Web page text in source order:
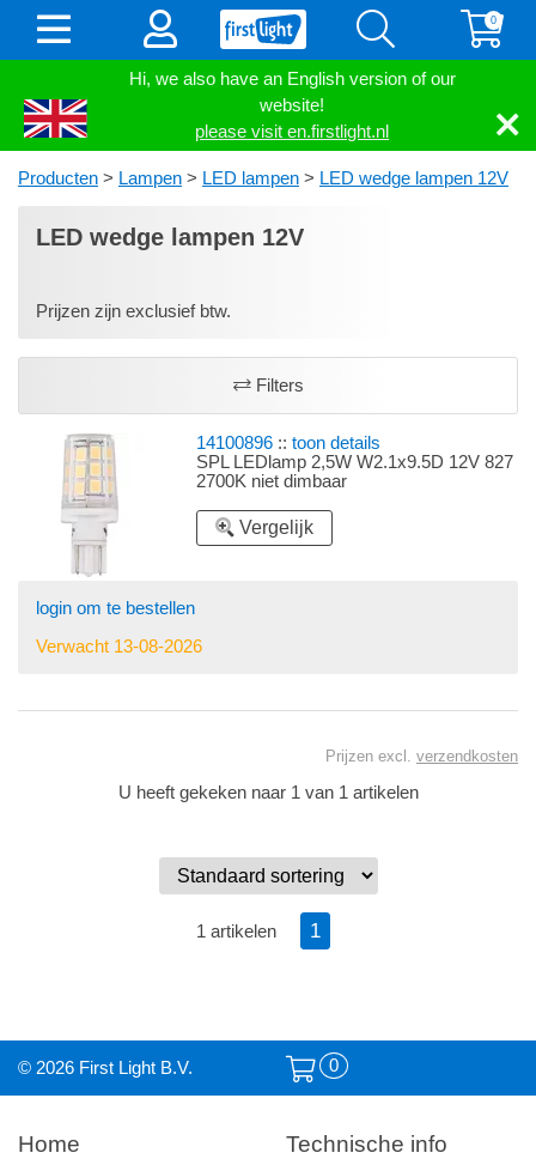
Hi, we also have an English version of our
website!
please visit en.firstlight.nl
0
Producten > Lampen > LED lampen > LED wedge lampen 12V
LED wedge lampen 12V
Prijzen zijn exclusief btw.
Filters
14100896 ::toon details
SPL LEDlamp 2,5W W2.1x9.5D 12V 827
2700K niet dimbaar
Vergelijk
login om te bestellen
Verwacht 13-08-2026
Prijzen excl. verzendkosten
U heeft gekeken naar 1 van 1 artikelen
1 artikelen 1
© 2026 First Light B.V. 0
Home Technische info